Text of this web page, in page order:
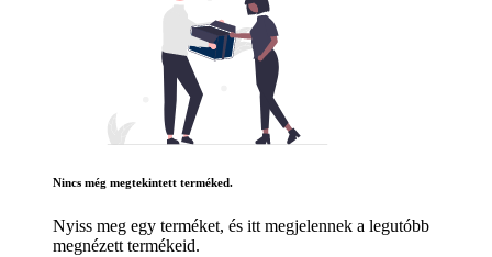
Nincs még megtekintett terméked.
Nyiss meg egy terméket, és itt megjelennek a legutóbb
megnézett termékeid.